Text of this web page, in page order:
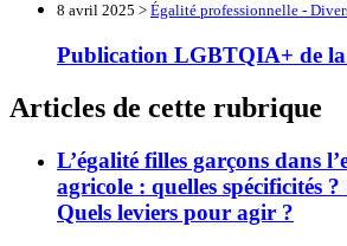
8 avril 2025 > Égalité professionnelle -
Publication LGBTQIA+ de
Articles de cette rubrique
L’égalité filles garçons dans
agricole : quelles spécificités ?
Quels leviers pour agir ?